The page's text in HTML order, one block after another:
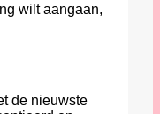
wilt aangaan,
de nieuwste